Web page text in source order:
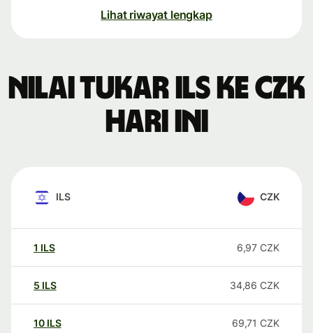
Lihat riwayat lengkap
Nilai tukar ILS ke CZK
hari ini
ILS CZK
1 ILS 6,97 CZK
5 ILS 34,86 CZK
10 ILS 69,71 CZK